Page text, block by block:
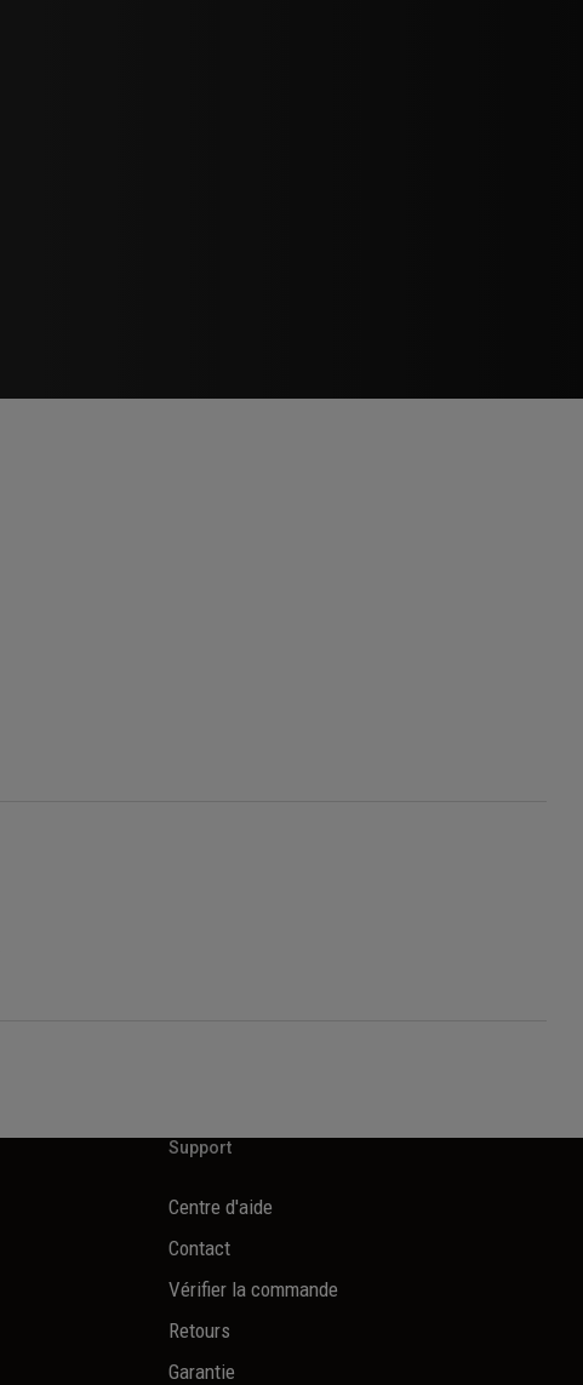
Support
Centre d'aide
Contact
Vérifier la commande
Retours
Garantie